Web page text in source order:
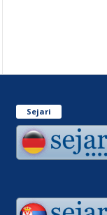
Sejari